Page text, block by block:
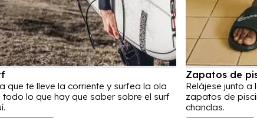
que te lleve la corriente y surfea la ola
todo lo que hay que saber sobre el surf
Zapatos de
Relájese junto a
zapatos de
chanclas.